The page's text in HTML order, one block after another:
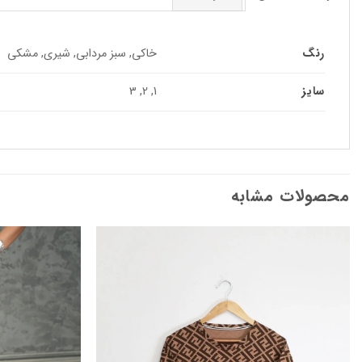
رنگ خاکی, سبز مردابی, شیری, مشکی
سایز 1, 2, 3
محصولات مشابه